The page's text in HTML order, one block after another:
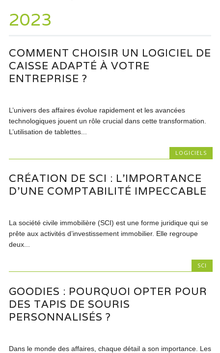
2023
COMMENT CHOISIR UN LOGICIEL DE
CAISSE ADAPTÉ À VOTRE
ENTREPRISE ?
L’univers des affaires évolue rapidement et les avancées
technologiques jouent un rôle crucial dans cette transformation.
L’utilisation de tablettes...
LOGICIELS
CRÉATION DE SCI : L’IMPORTANCE
D’UNE COMPTABILITÉ IMPECCABLE
La société civile immobilière (SCI) est une forme juridique qui se
prête aux activités d’investissement immobilier. Elle regroupe
deux...
SCI
GOODIES : POURQUOI OPTER POUR
DES TAPIS DE SOURIS
PERSONNALISÉS ?
Dans le monde des affaires, chaque détail a son importance. Les